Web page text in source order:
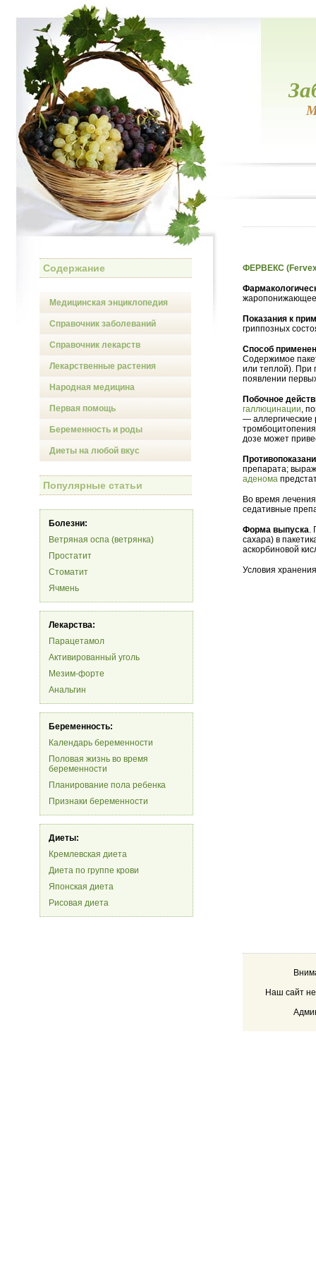
Содержание
Медицинская энциклопедия
Справочник заболеваний
Справочник лекарств
Лекарственные растения
Народная медицина
Первая помощь
Беременность и роды
Диеты на любой вкус
Популярные статьи
Болезни:
Ветряная оспа (ветрянка)
Простатит
Стоматит
Ячмень
Лекарства:
Парацетамол
Активированный уголь
Мезим-форте
Анальгин
Беременность:
Календарь беременности
Половая жизнь во время
беременности
Планирование пола ребенка
Признаки беременности
Диеты:
Кремлевская диета
Диета по группе крови
Японская диета
Рисовая диета
ФЕРВЕКС
жаропонижающее
Показания к
гриппозных
Способ
Содержимое
или теплой). При
появлении
Побочное
галлюцинации,
— аллергические
дозе может
препарата;
аденома
Во время
седативные
Форма выпуска.
сахара) в
аскорбиновой
Условия
Наш сайт